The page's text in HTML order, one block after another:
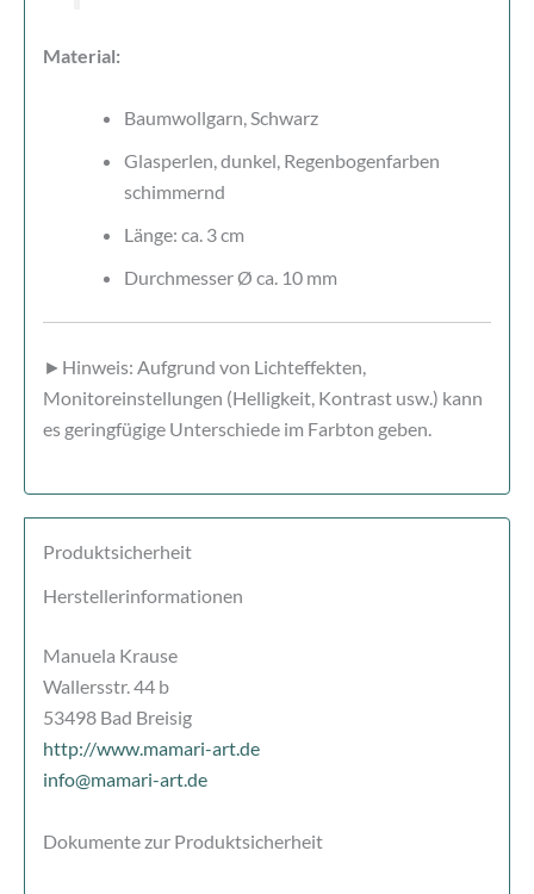
Material:
Baumwollgarn, Schwarz
Glasperlen, dunkel, Regenbogenfarben
schimmernd
Länge: ca. 3 cm
Durchmesser Ø ca. 10 mm
►Hinweis: Aufgrund von Lichteffekten,
Monitoreinstellungen (Helligkeit, Kontrast usw.) kann
es geringfügige Unterschiede im Farbton geben.
Produktsicherheit
Herstellerinformationen
Manuela Krause
Wallersstr. 44 b
53498 Bad Breisig
http://www.mamari-art.de
info@mamari-art.de
Dokumente zur Produktsicherheit